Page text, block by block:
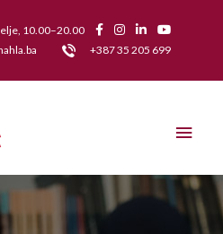
10.00–20.00
+387 35 205 699